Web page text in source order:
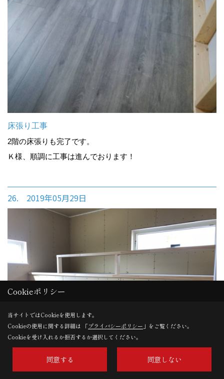
床張り工事
2階の床張りも完了です。
Ｋ様、順調に工事は進んでおります！
26. 2019年05月29日
Cookieポリシー
当サイトではCookieを使用します。
Cookieの使用に関する詳細は 「プライバシーポリシー 」をご覧ください。
Cookieを受け入れるか拒否するか選択してください。
同意する 同意しない